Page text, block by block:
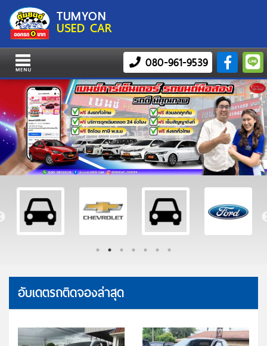
TUMYON
USED CAR
080-961-9539
อับเดตรถติดจองล่าสุด